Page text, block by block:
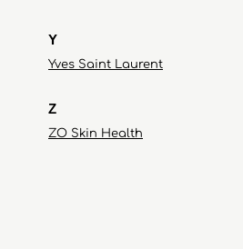
Yves Saint Laurent
ZO Skin Health
Y
Z